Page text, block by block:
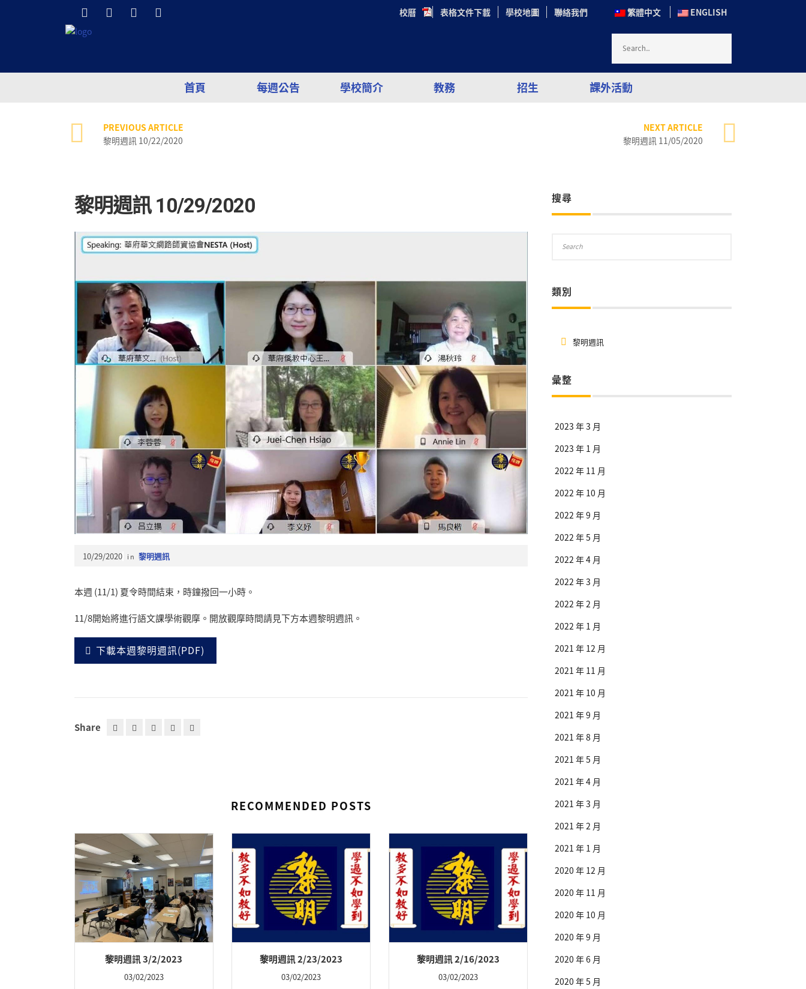
繁體中文 ENGLISH
校曆 表格文件下載 學校地圖 聯絡我們
首頁 每週公告 學校簡介 教務 招生 課外活動
PREVIOUS ARTICLE
黎明週訊 10/22/2020
NEXT ARTICLE
黎明週訊 11/05/2020
黎明週訊 10/29/2020
10/29/2020 in 黎明週訊
本週 (11/1) 夏令時間結束，時鐘撥回一小時。
11/8開始將進行語文課學術觀摩。開放觀摩時間請見下方本週黎明週訊。
下載本週黎明週訊(PDF)
Share
RECOMMENDED POSTS
黎明週訊 3/2/2023
03/02/2023
黎明週訊 2/23/2023
03/02/2023
黎明週訊 2/16/2023
03/02/2023
搜尋
類別
黎明週訊
彙整
2023 年 3 月
2023 年 1 月
2022 年 11 月
2022 年 10 月
2022 年 9 月
2022 年 5 月
2022 年 4 月
2022 年 3 月
2022 年 2 月
2022 年 1 月
2021 年 12 月
2021 年 11 月
2021 年 10 月
2021 年 9 月
2021 年 8 月
2021 年 5 月
2021 年 4 月
2021 年 3 月
2021 年 2 月
2021 年 1 月
2020 年 12 月
2020 年 11 月
2020 年 10 月
2020 年 9 月
2020 年 6 月
2020 年 5 月